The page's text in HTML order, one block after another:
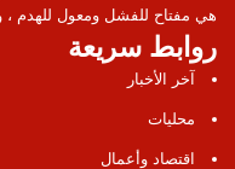
هي مفتاح للفشل ومعول للهدم ،
روابط سريعة
آخر الأخبار
محليات
اقتصاد وأعمال